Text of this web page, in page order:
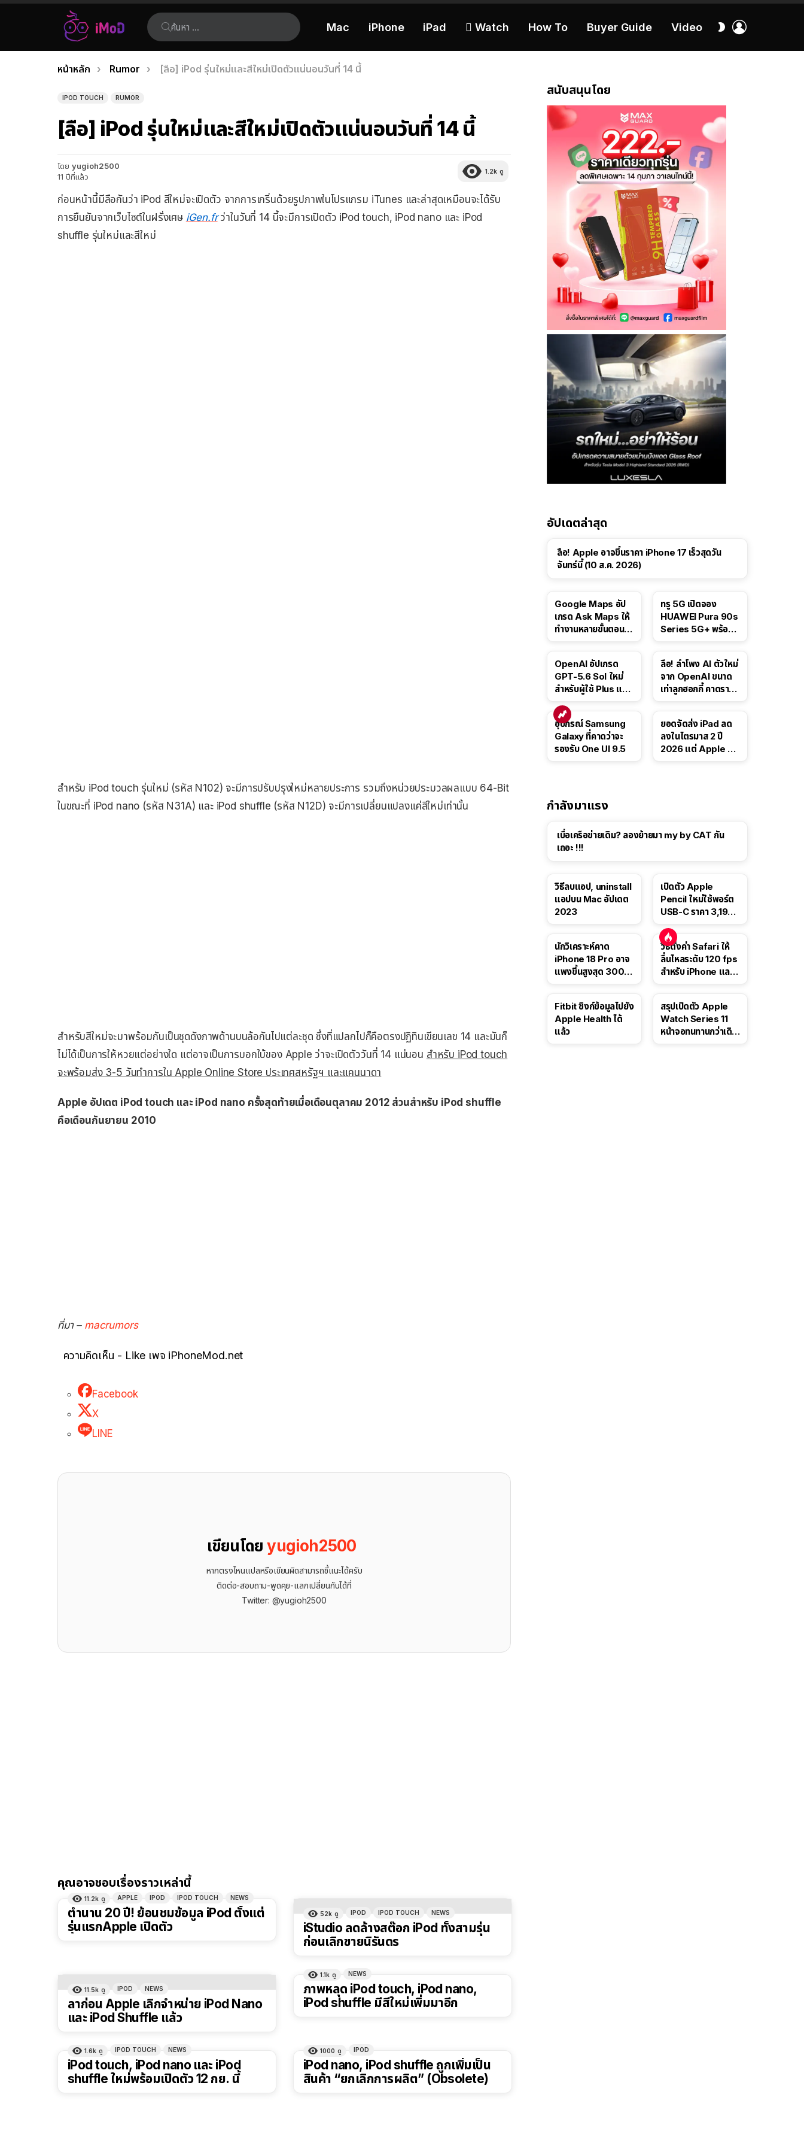
ค้นหา:
Mac iPhone iPad  Watch How To Buyer Guide Video
สลับ
เรื่อง
ล่าสุด
คุณอยู่ที่นี่:
หน้าหลัก Rumor [ลือ] iPod รุ่นใหม่และสีใหม่เปิดตัวแน่นอนวันที่ 14 นี้
IPOD TOUCH RUMOR
[ลือ] iPod รุ่นใหม่และสีใหม่เปิดตัวแน่นอนวันที่ 14 นี้
โดย yugioh2500
11 ปีที่แล้ว
1.2k ดู
ก่อนหน้านี้มีลือกันว่า iPod สีใหม่จะเปิดตัว จากการเกริ่นด้วยรูปภาพในโปรแกรม iTunes และล่าสุดเหมือนจะได้รับ
การยืนยันจากเว็บไซต์ในฝรั่งเศษ iGen.frว่าในวันที่ 14 นี้จะมีการเปิดตัว iPod touch, iPod nano และ iPod
shuffle รุ่นใหม่และสีใหม่
สำหรับ iPod touch รุ่นใหม่ (รหัส N102) จะมีการปรับปรุงใหม่หลายประการ รวมถึงหน่วยประมวลผลแบบ 64-Bit
ในขณะที่ iPod nano (รหัส N31A) และ iPod shuffle (รหัส N12D) จะมีการเปลี่ยนแปลงแค่สีใหม่เท่านั้น
สำหรับสีใหม่จะมาพร้อมกันเป็นชุดดังภาพด้านบนล้อกันไปแต่ละชุด ซึ่งที่แปลกไปก็คือตรงปฏิทินเขียนเลข 14 และมันก็
ไม่ได้เป็นการให้หวยแต่อย่างใด แต่อาจเป็นการบอกใบ้ของ Apple ว่าจะเปิดตัววันที่ 14 แน่นอน สำหรับ iPod touch
จะพร้อมส่ง 3-5 วันทำการใน Apple Online Store ประเทศสหรัฐฯ และแคนนาดา
Apple อัปเดต iPod touch และ iPod nano ครั้งสุดท้ายเมื่อเดือนตุลาคม 2012 ส่วนสำหรับ iPod shuffle
คือเดือนกันยายน 2010
ที่มา – macrumors
ความคิดเห็น - Like เพจ iPhoneMod.net
Facebook
X
LINE
เขียนโดยyugioh2500
หากตรงไหนแปลหรือเขียนผิดสามารถชี้แนะได้ครับ
ติดต่อ-สอบถาม-พูดคุย-แลกเปลี่ยนกันได้ที่
Twitter: @yugioh2500
คุณอาจชอบเรื่องราวเหล่านี้
11.2k ดู APPLE IPOD IPOD TOUCH NEWS
ตำนาน 20 ปี! ย้อนชมข้อมูล iPod ตั้งแต่
รุ่นแรกApple เปิดตัว
52k ดู IPOD IPOD TOUCH NEWS
iStudio ลดล้างสต๊อก iPod ทั้งสามรุ่น
ก่อนเลิกขายนิรันดร
11.5k ดู IPOD NEWS
ลาก่อน Apple เลิกจำหน่าย iPod Nano
และ iPod Shuffle แล้ว
1.1k ดู NEWS
ภาพหลุด iPod touch, iPod nano,
iPod shuffle มีสีใหม่เพิ่มมาอีก
1.6k ดู IPOD TOUCH NEWS
iPod touch, iPod nano และ iPod
shuffle ใหม่พร้อมเปิดตัว 12 กย. นี้
1000 ดู IPOD
iPod nano, iPod shuffle ถูกเพิ่มเป็น
สินค้า “ยกเลิกการผลิต” (Obsolete)
สนับสนุนโดย
อัปเดตล่าสุด
ลือ! Apple อาจขึ้นราคา iPhone 17 เร็วสุดวัน
จันทร์นี้ (10 ส.ค. 2026)
Google Maps อัป
เกรด Ask Maps ให้
ทำงานหลายขั้นตอนได้
สาธารณะ
ทรู 5G เปิดจอง
HUAWEI Pura 90s
Series 5G+ พร้อม
OpenAI อัปเกรด
GPT-5.6 Sol ใหม่
สำหรับผู้ใช้ Plus และ
5.6 Luna ให้ผู้ใช้ฟรี
ลือ! ลำโพง AI ตัวใหม่
จาก OpenAI ขนาด
เท่าลูกฮอกกี้ คาดราคา
อุปกรณ์ Samsung
Galaxy ที่คาดว่าจะ
รองรับ One UI 9.5
ยอดจัดส่ง iPad ลด
ลงในไตรมาส 2 ปี
2026 แต่ Apple ยัง
กำลังมาแรง
เบื่อเครือข่ายเดิม? ลองย้ายมา my by CAT กัน
เถอะ !!!
วิธีลบแอป, uninstall
แอปบน Mac อัปเดต
2023
เปิดตัว Apple
Pencil ใหม่ใช้พอร์ต
USB-C ราคา 3,190
นี้
นักวิเคราะห์คาด
iPhone 18 Pro อาจ
แพงขึ้นสูงสุด 300
วิธีตั้งค่า Safari ให้
ลื่นไหลระดับ 120 fps
สำหรับ iPhone และ
Fitbit ซิงก์ข้อมูลไปยัง
Apple Health ได้
แล้ว
สรุปเปิดตัว Apple
Watch Series 11
หน้าจอทนทานกว่าเดิม